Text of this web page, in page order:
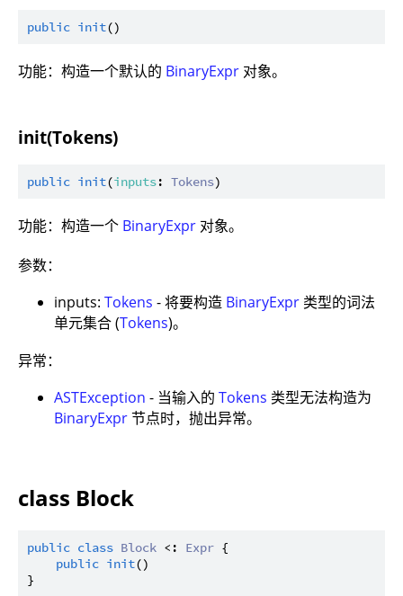
public init
功能：构造一个默认的 BinaryExpr 对象。
init(Tokens)
public init(inputs: Tokens
功能：构造一个 BinaryExpr 对象。
参数：
inputs: Tokens - 将要构造 BinaryExpr 类型的词法
单元集合 (Tokens)。
异常：
ASTException - 当输入的 Tokens 类型无法构造为
BinaryExpr节点时，抛出异常。
class Block
public class Block <: Expr {
public init()